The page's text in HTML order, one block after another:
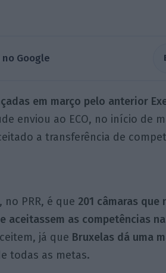
Google
em março pelo anterior
enviou ao ECO, no início de
a transferência de
PRR, é que 201 câmaras que
aceitassem as competências
já que Bruxelas dá uma
todas as metas.